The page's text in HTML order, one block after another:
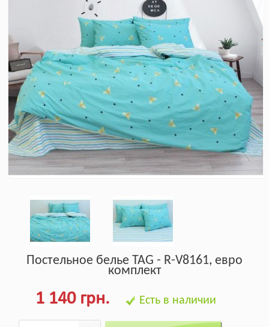
Постельное белье TAG - R-V8161, евро
комплект
1 140 грн. Есть в наличии